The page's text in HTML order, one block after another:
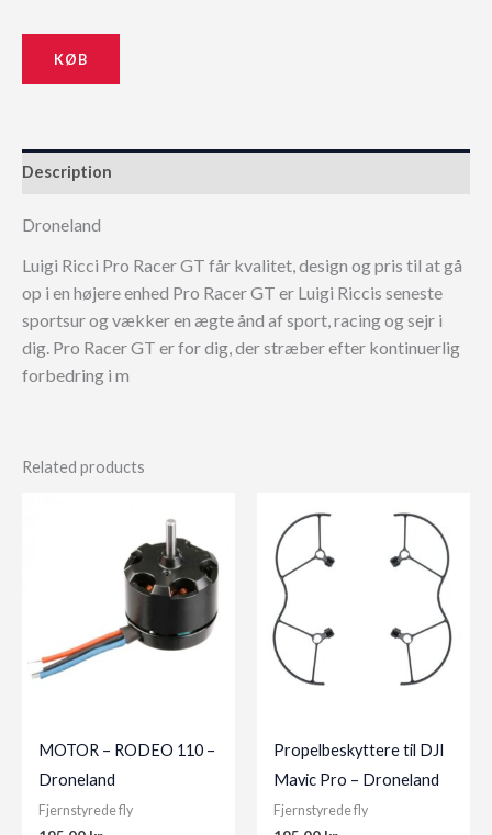
KØB
Description
Droneland
Luigi Ricci Pro Racer GT får kvalitet, design og pris til at gå
op i en højere enhed Pro Racer GT er Luigi Riccis seneste
sportsur og vækker en ægte ånd af sport, racing og sejr i
dig. Pro Racer GT er for dig, der stræber efter kontinuerlig
forbedring i m
Related products
MOTOR – RODEO 110 –
Droneland
Fjernstyrede fly
Propelbeskyttere til DJI
Mavic Pro – Droneland
Fjernstyrede fly